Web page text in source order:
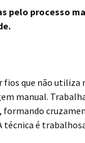
pelo processo
fios que não
manual.
formando
é